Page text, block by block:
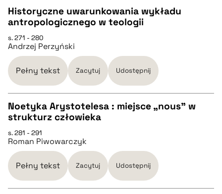
pobierz cytat
CZYSTY TEKST
pobierz cytat
BIBTEX
pobierz cytat
Historyczne uwarunkowania wykładu
antropologicznego w teologii
s. 271 - 280
Andrzej Perzyński
Pełny tekst Zacytuj Udostępnij
pobierz cytat
BIBTEX
Noetyka Arystotelesa : miejsce „nous” w
strukturz człowieka
s. 281 - 291
Roman Piwowarczyk
Pełny tekst Zacytuj Udostępnij